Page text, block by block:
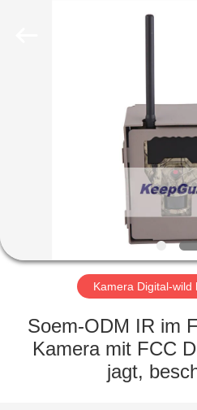
PRODUKTE
ÜBER
Kamera Digital-wild
Soem-ODM IR im
Kamera mit FCC
jagt,